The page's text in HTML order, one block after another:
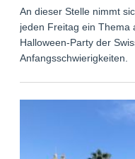
An dieser Stelle nimmt
jeden Freitag ein Thema
Halloween-Party der
Anfangsschwierigkeiten.